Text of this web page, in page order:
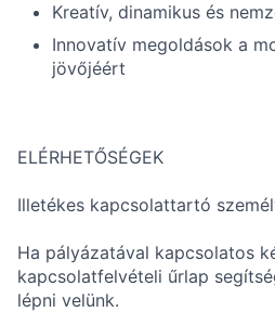
Kreatív, dinamikus és
Innovatív megoldások a
jövőjéért
ELÉRHETŐSÉGEK
Illetékes kapcsolattartó
Ha pályázatával kapcsolatos
kapcsolatfelvételi űrlap
lépni velünk.